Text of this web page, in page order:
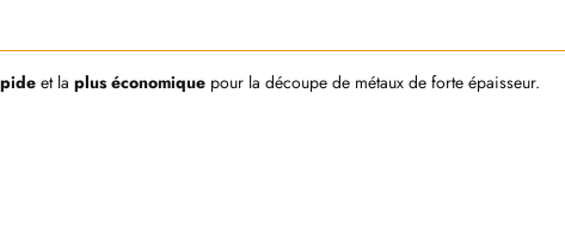
et la plus économique pour la découpe de métaux de forte épaisseur.